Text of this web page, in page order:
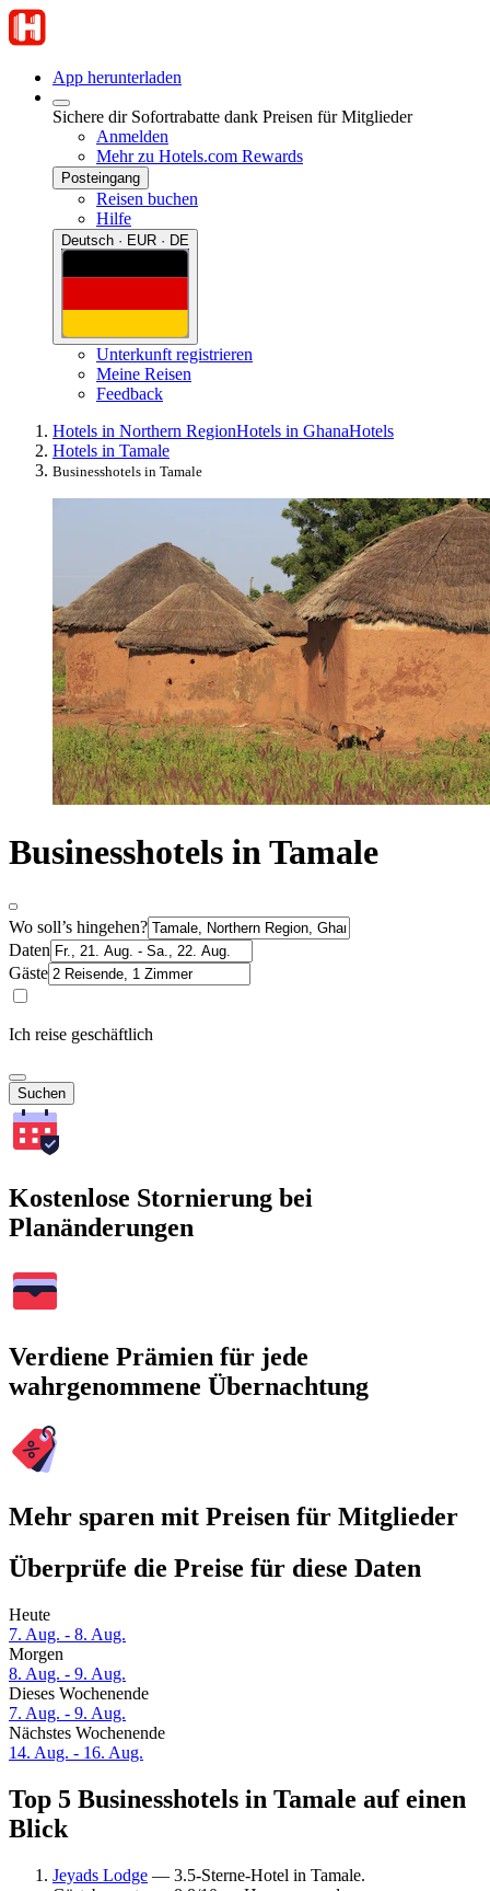
App herunterladen
Sichere dir Sofortrabatte dank Preisen für Mitglieder
Anmelden
Mehr zu Hotels.com Rewards
Posteingang
Reisen buchen
Hilfe
Deutsch · EUR · DE
Unterkunft registrieren
Meine Reisen
Feedback
Hotels in Northern RegionHotels in GhanaHotels
Hotels in Tamale
Businesshotels in Tamale
Businesshotels in Tamale
Wo soll’s hingehen?
Daten
Gäste
Ich reise geschäftlich
Suchen
Kostenlose Stornierung bei
Planänderungen
Verdiene Prämien für jede
wahrgenommene Übernachtung
Mehr sparen mit Preisen für Mitglieder
Überprüfe die Preise für diese Daten
Heute
7. Aug. - 8. Aug.
Morgen
8. Aug. - 9. Aug.
Dieses Wochenende
7. Aug. - 9. Aug.
Nächstes Wochenende
14. Aug. - 16. Aug.
Top 5 Businesshotels in Tamale auf einen
Blick
Jeyads Lodge — 3.5-Sterne-Hotel in Tamale.